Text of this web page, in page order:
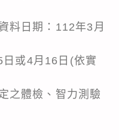
料日期：112年3月
或4月16日(依實
之體檢、智力測驗